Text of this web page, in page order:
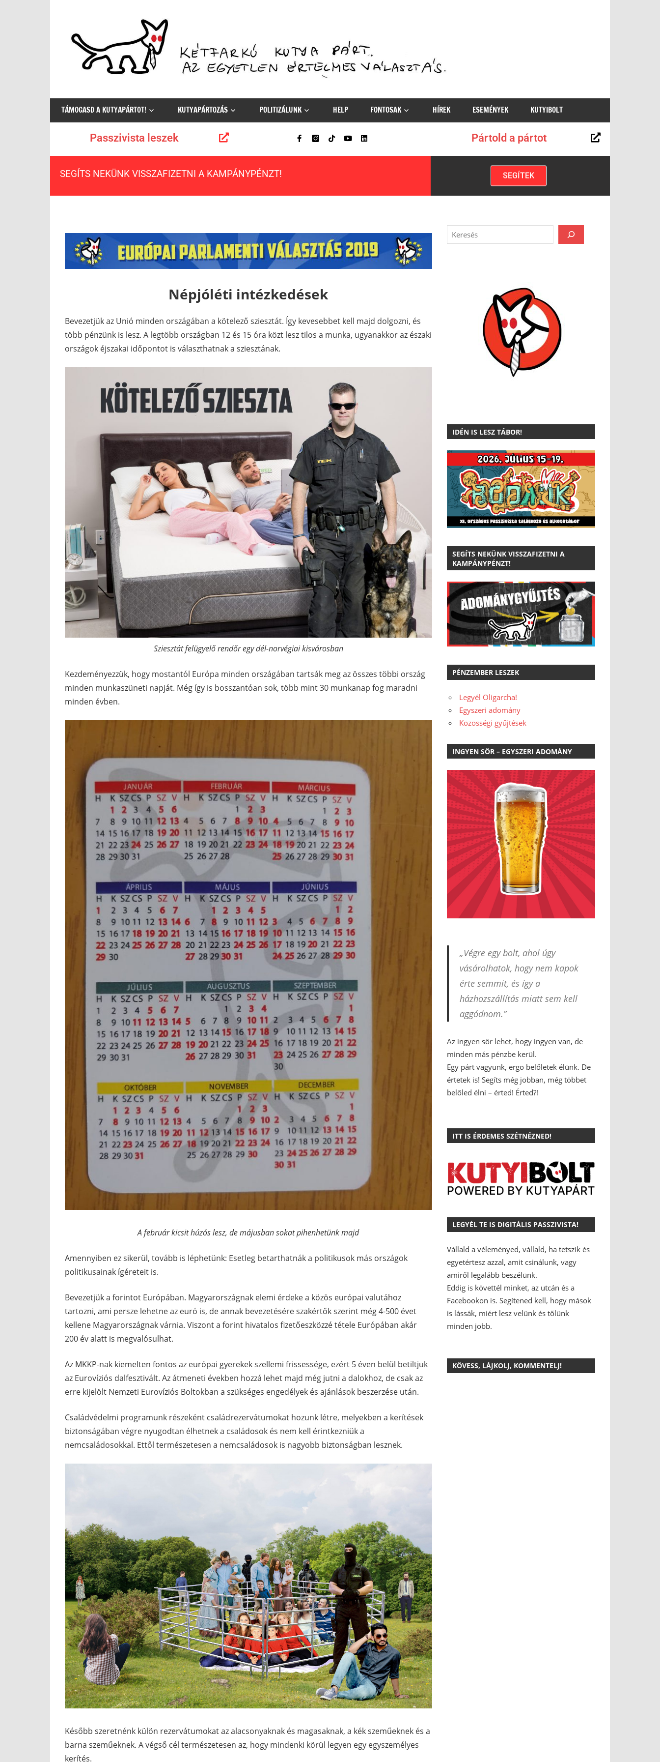
egyetlen
értelmes
választás
TÁMOGASD A KUTYAPÁRTOT! KUTYAPÁRTOZÁS POLITIZÁLUNK HELP FONTOSAK HÍREK ESEMÉNYEK KUTYIBOLT
Passzivista leszek Pártold a pártot
SEGÍTS NEKÜNK VISSZAFIZETNI A KAMPÁNYPÉNZT! SEGÍTEK
Népjóléti intézkedések
Bevezetjük az Unió minden országában a kötelező sziesztát. Így kevesebbet kell majd dolgozni, és
több pénzünk is lesz. A legtöbb országban 12 és 15 óra közt lesz tilos a munka, ugyanakkor az északi
országok éjszakai időpontot is választhatnak a sziesztának.
Sziesztát felügyelő rendőr egy dél-norvégiai kisvárosban
Kezdeményezzük, hogy mostantól Európa minden országában tartsák meg az összes többi ország
minden munkaszüneti napját. Még így is bosszantóan sok, több mint 30 munkanap fog maradni
minden évben.
A február kicsit húzós lesz, de májusban sokat pihenhetünk majd
Amennyiben ez sikerül, tovább is léphetünk: Esetleg betarthatnák a politikusok más országok
politikusainak ígéreteit is.
Bevezetjük a forintot Európában. Magyarországnak elemi érdeke a közös európai valutához
tartozni, ami persze lehetne az euró is, de annak bevezetésére szakértők szerint még 4-500 évet
kellene Magyarországnak várnia. Viszont a forint hivatalos fizetőeszközzé tétele Európában akár
200 év alatt is megvalósulhat.
Az MKKP-nak kiemelten fontos az európai gyerekek szellemi frissessége, ezért 5 éven belül betiltjuk
az Eurovíziós dalfesztivált. Az átmeneti években hozzá lehet majd még jutni a dalokhoz, de csak az
erre kijelölt Nemzeti Eurovíziós Boltokban a szükséges engedélyek és ajánlások beszerzése után.
Családvédelmi programunk részeként családrezervátumokat hozunk létre, melyekben a kerítések
biztonságában végre nyugodtan élhetnek a családosok és nem kell érintkezniük a
nemcsaládosokkal. Ettől természetesen a nemcsaládosok is nagyobb biztonságban lesznek.
Később szeretnénk külön rezervátumokat az alacsonyaknak és magasaknak, a kék szeműeknek és a
barna szeműeknek. A végső cél természetesen az, hogy mindenki körül legyen egy egyszemélyes
kerítés.
IDÉN IS LESZ TÁBOR!
SEGÍTS NEKÜNK VISSZAFIZETNI A
KAMPÁNYPÉNZT!
PÉNZEMBER LESZEK
Legyél Oligarcha!
Egyszeri adomány
Közösségi gyűjtések
INGYEN SÖR – EGYSZERI ADOMÁNY
„Végre egy bolt, ahol úgy
vásárolhatok, hogy nem kapok
érte semmit, és így a
házhozszállítás miatt sem kell
aggódnom.”
Az ingyen sör lehet, hogy ingyen van, de
minden más pénzbe kerül.
Egy párt vagyunk, ergo belőletek élünk. De
értetek is! Segíts még jobban, még többet
belőled élni – érted! Érted?!
ITT IS ÉRDEMES SZÉTNÉZNED!
LEGYÉL TE IS DIGITÁLIS PASSZIVISTA!
Vállald a véleményed, vállald, ha tetszik és
egyetértesz azzal, amit csinálunk, vagy
amiről legalább beszélünk.
Eddig is követtél minket, az utcán és a
Facebookon is. Segítened kell, hogy mások
is lássák, miért lesz velünk és tőlünk
minden jobb.
KÖVESS, LÁJKOLJ, KOMMENTELJ!